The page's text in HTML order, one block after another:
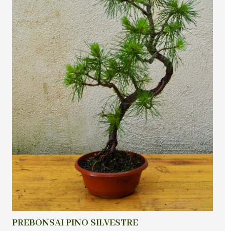
PREBONSAI PINO SILVESTRE